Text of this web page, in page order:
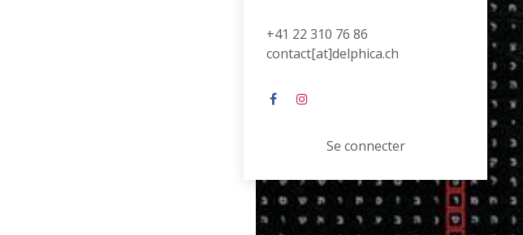
+41 22 310 76 86
contact[at]delphica.ch
Se connecter